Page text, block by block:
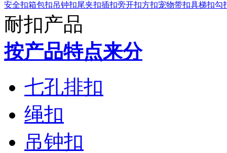
安全扣箱包扣吊钟扣尾夹扣插扣旁开扣方扣宠物带扣具梯扣勾
耐扣产品
按产品特点来分
七孔排扣
绳扣
吊钟扣